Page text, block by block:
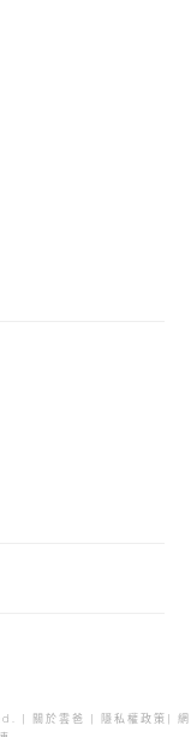
| 關於雲爸 隱私權政策
| 網